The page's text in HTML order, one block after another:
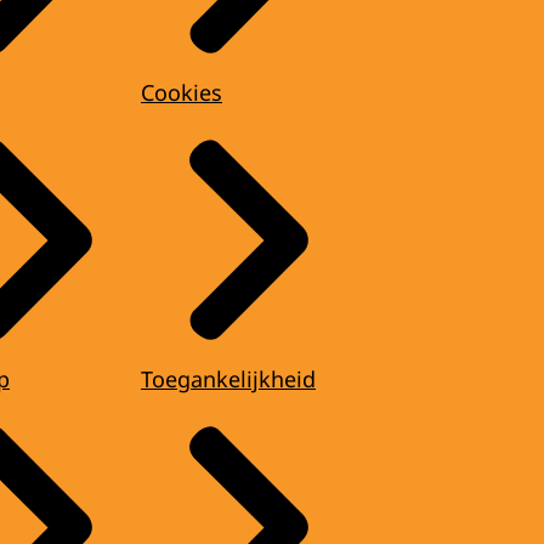
Cookies
Toegankelijkheid